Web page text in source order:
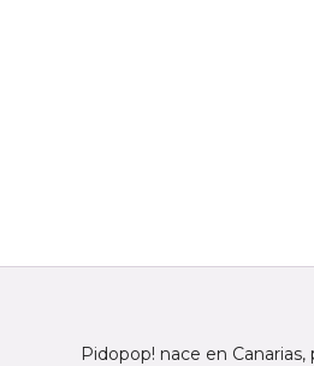
Pidopop! nace en